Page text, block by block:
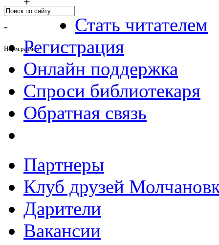
-
Норм.размер
Стать читателем
Регистрация
Онлайн поддержка
Спроси библиотекаря
Обратная связь
Партнеры
Клуб друзей
Дарители
Вакансии